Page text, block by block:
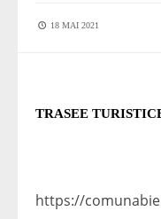
18 MAI 2021
TRASEE
https://